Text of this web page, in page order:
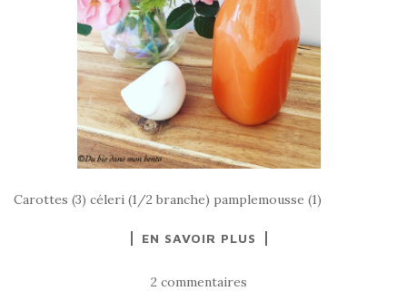
Carottes (3) céleri (1/2 branche) pamplemousse (1)
EN SAVOIR PLUS
2 commentaires